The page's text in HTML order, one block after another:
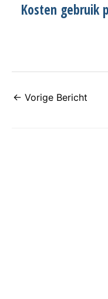
Kosten gebruik
← Vorige Bericht